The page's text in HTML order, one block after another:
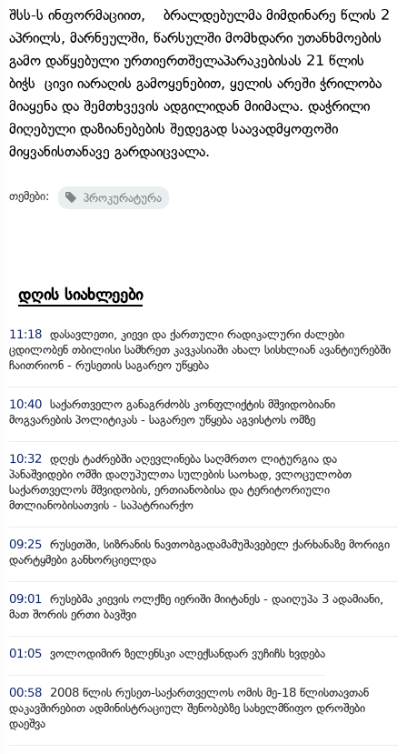
შსს-ს ინფორმაციით, ბრალდებულმა მიმდინარე წლის 2
აპრილს, მარნეულში, წარსულში მომხდარი უთანხმოების
გამო დაწყებული ურთიერთშელაპარაკებისას 21 წლის
ბიჭს ცივი იარაღის გამოყენებით, ყელის არეში ჭრილობა
მიაყენა და შემთხვევის ადგილიდან მიიმალა. დაჭრილი
მიღებული დაზიანებების შედეგად საავადმყოფოში
მიყვანისთანავე გარდაიცვალა.
თემები: პროკურატურა
დღის სიახლეები
11:18 დასავლეთი, კიევი და ქართული რადიკალური ძალები
ცდილობენ თბილისი სამხრეთ კავკასიაში ახალ სისხლიან ავანტიურებში
ჩაითრიონ - რუსეთის საგარეო უწყება
10:40 საქართველო განაგრძობს კონფლიქტის მშვიდობიანი
მოგვარების პოლიტიკას - საგარეო უწყება აგვისტოს ომზე
10:32
დღეს ტაძრებში აღევლინება საღმრთო ლიტურგია და
პანაშვიდები ომში დაღუპულთა სულების საოხად, ვლოცულობთ
საქართველოს მშვიდობის, ერთიანობისა და ტერიტორიული
მთლიანობისათვის - საპატრიარქო
09:25 რუსეთში, სიზრანის ნავთობგადამამუშავებელ ქარხანაზე მორიგი
დარტყმები განხორციელდა
09:01
რუსებმა კიევის ოლქზე იერიში მიიტანეს - დაიღუპა 3 ადამიანი,
მათ შორის ერთი ბავშვი
01:05 ვოლოდიმირ ზელენსკი ალექსანდარ ვუჩიჩს ხვდება
00:58
2008 წლის რუსეთ-საქართველოს ომის მე-18 წლისთავთან
დაკავშირებით ადმინისტრაციულ შენობებზე სახელმწიფო დროშები
დაეშვა